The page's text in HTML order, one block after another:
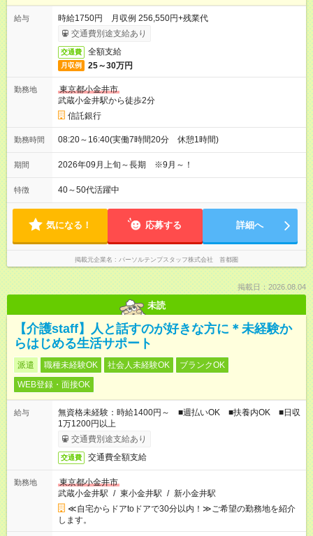
給与
時給1750円 月収例 256,550円+残業代
交通費別途支給あり
交通費 全額支給
月収例 25～30万円
勤務地
東京都小金井市
武蔵小金井駅から徒歩2分
信託銀行
勤務時間 08:20～16:40(実働7時間20分 休憩1時間)
期間 2026年09月上旬～長期 ※9月～！
特徴 40～50代活躍中
気になる！ 応募する 詳細へ
掲載元企業名 パーソルテンプスタッフ株式会社 首都圏
掲載日：2026.08.04
未読
【介護staff】人と話すのが好きな方に＊未経験か
らはじめる生活サポート
派遣 職種未経験OK 社会人未経験OK
ブランクOK
WEB登録・面接OK
給与
無資格未経験：時給1400円～ ■週払いOK ■扶養内OK ■日収
1万1200円以上
交通費別途支給あり
交通費 交通費全額支給
勤務地
東京都小金井市
武蔵小金井駅 / 東小金井駅 / 新小金井駅
≪自宅からドアtoドアで30分以内！≫ご希望の勤務地を紹介
します。